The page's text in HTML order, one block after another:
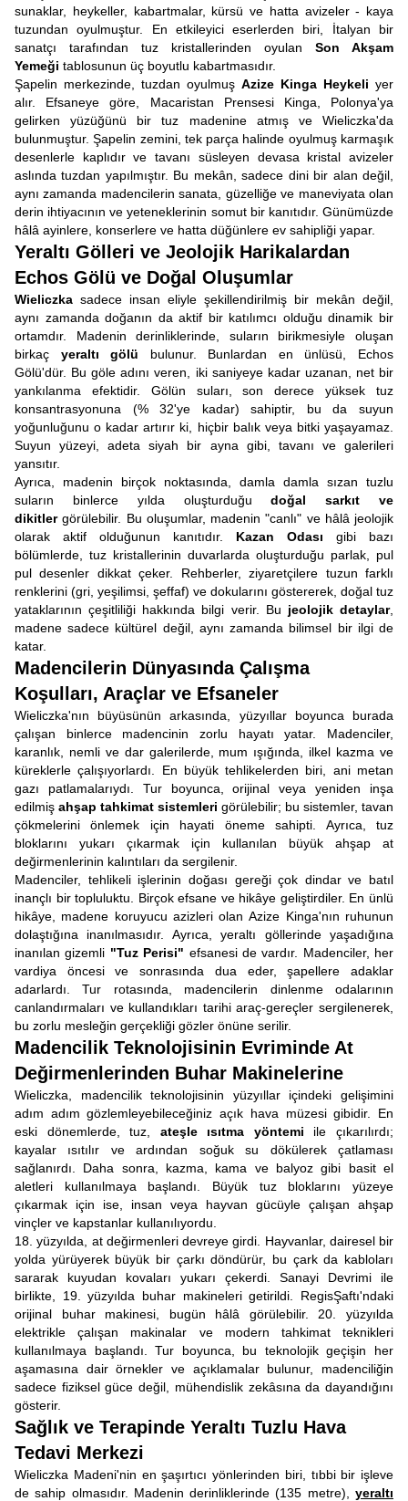
sunaklar, heykeller, kabartmalar, kürsü ve hatta avizeler - kaya
tuzundan oyulmuştur. En etkileyici eserlerden biri, İtalyan bir
sanatçı tarafından tuz kristallerinden oyulan Son Akşam
Yemeği tablosunun üç boyutlu kabartmasıdır.
Şapelin merkezinde, tuzdan oyulmuş Azize Kinga Heykeli yer
alır. Efsaneye göre, Macaristan Prensesi Kinga, Polonya'ya
gelirken yüzüğünü bir tuz madenine atmış ve Wieliczka'da
bulunmuştur. Şapelin zemini, tek parça halinde oyulmuş karmaşık
desenlerle kaplıdır ve tavanı süsleyen devasa kristal avizeler
aslında tuzdan yapılmıştır. Bu mekân, sadece dini bir alan değil,
aynı zamanda madencilerin sanata, güzelliğe ve maneviyata olan
derin ihtiyacının ve yeteneklerinin somut bir kanıtıdır. Günümüzde
hâlâ ayinlere, konserlere ve hatta düğünlere ev sahipliği yapar.
Yeraltı Gölleri ve Jeolojik Harikalardan
Echos Gölü ve Doğal Oluşumlar
Wieliczka sadece insan eliyle şekillendirilmiş bir mekân değil,
aynı zamanda doğanın da aktif bir katılımcı olduğu dinamik bir
ortamdır. Madenin derinliklerinde, suların birikmesiyle oluşan
birkaç yeraltı gölü bulunur. Bunlardan en ünlüsü, Echos
Gölü'dür. Bu göle adını veren, iki saniyeye kadar uzanan, net bir
yankılanma efektidir. Gölün suları, son derece yüksek tuz
konsantrasyonuna (% 32'ye kadar) sahiptir, bu da suyun
yoğunluğunu o kadar artırır ki, hiçbir balık veya bitki yaşayamaz.
Suyun yüzeyi, adeta siyah bir ayna gibi, tavanı ve galerileri
yansıtır.
Ayrıca, madenin birçok noktasında, damla damla sızan tuzlu
suların binlerce yılda oluşturduğudoğal sarkıt ve
dikitlergörülebilir. Bu oluşumlar, madenin "canlı" ve hâlâ jeolojik
olarak aktif olduğunun kanıtıdır. Kazan Odası gibi bazı
bölümlerde, tuz kristallerinin duvarlarda oluşturduğu parlak, pul
pul desenler dikkat çeker. Rehberler, ziyaretçilere tuzun farklı
renklerini (gri, yeşilimsi, şeffaf) ve dokularını göstererek, doğal tuz
yataklarının çeşitliliği hakkında bilgi verir. Bu jeolojik detaylar,
madene sadece kültürel değil, aynı zamanda bilimsel bir ilgi de
katar.
Madencilerin Dünyasında Çalışma
Koşulları, Araçlar ve Efsaneler
Wieliczka'nın büyüsünün arkasında, yüzyıllar boyunca burada
çalışan binlerce madencinin zorlu hayatı yatar. Madenciler,
karanlık, nemli ve dar galerilerde, mum ışığında, ilkel kazma ve
küreklerle çalışıyorlardı. En büyük tehlikelerden biri, ani metan
gazı patlamalarıydı. Tur boyunca, orijinal veya yeniden inşa
edilmiş ahşap tahkimat sistemleri görülebilir; bu sistemler, tavan
çökmelerini önlemek için hayati öneme sahipti. Ayrıca, tuz
bloklarını yukarı çıkarmak için kullanılan büyük ahşap at
değirmenlerinin kalıntıları da sergilenir.
Madenciler, tehlikeli işlerinin doğası gereği çok dindar ve batıl
inançlı bir topluluktu. Birçok efsane ve hikâye geliştirdiler. En ünlü
hikâye, madene koruyucu azizleri olan Azize Kinga'nın ruhunun
dolaştığına inanılmasıdır. Ayrıca, yeraltı göllerinde yaşadığına
inanılan gizemli "Tuz Perisi" efsanesi de vardır. Madenciler, her
vardiya öncesi ve sonrasında dua eder, şapellere adaklar
adarlardı. Tur rotasında, madencilerin dinlenme odalarının
canlandırmaları ve kullandıkları tarihi araç-gereçler sergilenerek,
bu zorlu mesleğin gerçekliği gözler önüne serilir.
Madencilik Teknolojisinin Evriminde At
Değirmenlerinden Buhar Makinelerine
Wieliczka, madencilik teknolojisinin yüzyıllar içindeki gelişimini
adım adım gözlemleyebileceğiniz açık hava müzesi gibidir. En
eski dönemlerde, tuz, ateşle ısıtma yöntemi ile çıkarılırdı;
kayalar ısıtılır ve ardından soğuk su dökülerek çatlaması
sağlanırdı. Daha sonra, kazma, kama ve balyoz gibi basit el
aletleri kullanılmaya başlandı. Büyük tuz bloklarını yüzeye
çıkarmak için ise, insan veya hayvan gücüyle çalışan ahşap
vinçler ve kapstanlar kullanılıyordu.
18. yüzyılda, at değirmenleri devreye girdi. Hayvanlar, dairesel bir
yolda yürüyerek büyük bir çarkı döndürür, bu çark da kabloları
sararak kuyudan kovaları yukarı çekerdi. Sanayi Devrimi ile
birlikte, 19. yüzyılda buhar makineleri getirildi. RegisŞaftı'ndaki
orijinal buhar makinesi, bugün hâlâ görülebilir. 20. yüzyılda
elektrikle çalışan makinalar ve modern tahkimat teknikleri
kullanılmaya başlandı. Tur boyunca, bu teknolojik geçişin her
aşamasına dair örnekler ve açıklamalar bulunur, madenciliğin
sadece fiziksel güce değil, mühendislik zekâsına da dayandığını
gösterir.
Sağlık ve Terapinde Yeraltı Tuzlu Hava
Tedavi Merkezi
Wieliczka Madeni'nin en şaşırtıcı yönlerinden biri, tıbbi bir işleve
de sahip olmasıdır. Madenin derinliklerinde (135 metre), yeraltı